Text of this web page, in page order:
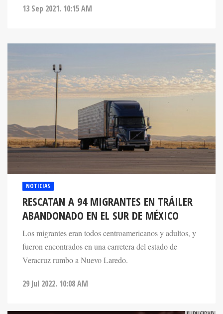
RESCATAN A 94 MIGRANTES EN TRÁILER
ABANDONADO EN EL SUR DE MÉXICO
Los migrantes eran todos centroamericanos y adultos, y
fueron encontrados en una carretera del estado de
Veracruz rumbo a Nuevo Laredo.